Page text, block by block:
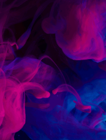
WRMS
렌탈